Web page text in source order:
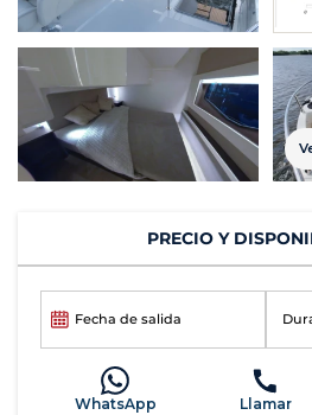
PRECIO Y
Fecha de salida
WhatsApp Llamar